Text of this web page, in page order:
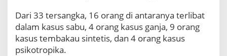
r
R
i
Dari 33 tersangka, 16 orang di antaranya terlibat
dalam kasus sabu, 4 orang kasus ganja, 9 orang
kasus tembakau sintetis, dan 4 orang kasus
psikotropika.